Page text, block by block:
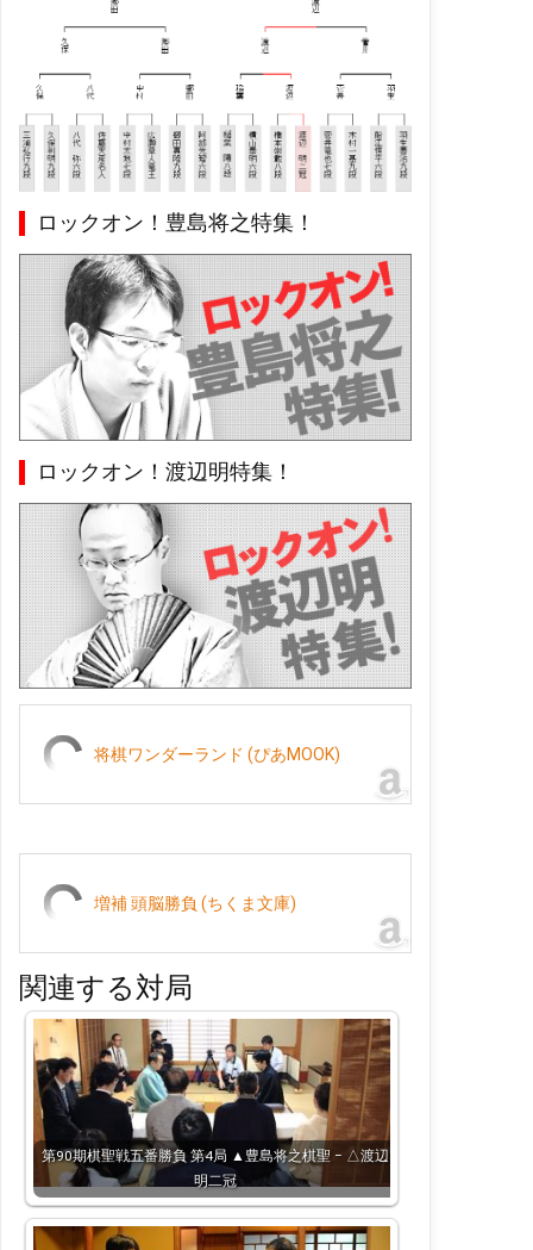
ロックオン！豊島将之特集！
ロックオン！渡辺明特集！
将棋ワンダーランド (ぴあMOOK)
増補 頭脳勝負 (ちくま文庫)
関連する対局
第90期棋聖戦五番勝負 第4局 ▲豊島将之棋聖 − △渡辺
明二冠